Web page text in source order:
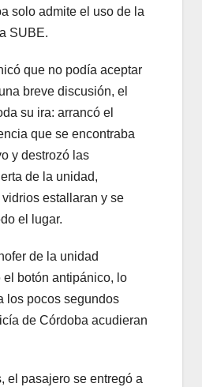
solo admite el uso de la
SUBE.
que no podía aceptar
breve discusión, el
su ira: arrancó el
que se encontraba
y destrozó las
de la unidad,
estallaran y se
el lugar.
de la unidad
el botón antipánico, lo
los pocos segundos
de Córdoba acudieran
el pasajero se entregó a